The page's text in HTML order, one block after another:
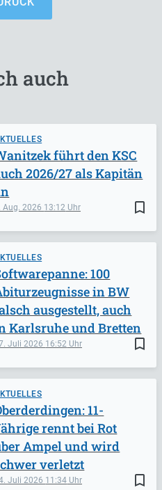
auch
bookmark_border
Aug. 2026 13:12
führt den KSC
2026/27 als Kapitän
bookmark_border
Juli 2026 16:52
100
in BW
ausgestellt, auch
Karlsruhe und Bretten
bookmark_border
Juli 2026 11:34
11-
rennt bei Rot
Ampel und wird
verletzt